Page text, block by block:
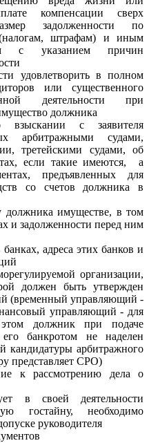
компенсации сверх
задолженности по
штрафам) и иным
с указанием причин
удовлетворить в полном
или существенного
деятельности при
должника
с заявителя
арбитражными судами,
третейскими судами, об
если такие имеются, а
предъявленных для
со счетов должника в
должника имуществе, в том
и задолженности перед ним
адреса этих банков и
организации,
должен быть утвержден
(временный управляющий -
управляющий - для
должник при подаче
банкротом не наделен
кандидатуры арбитражного
представляет СРО)
к рассмотрению дела о
в своей деятельности
гостайну, необходимо
руководителя